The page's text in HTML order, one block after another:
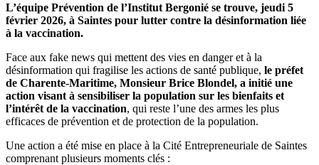
L’équipe Prévention de l’Institut Bergonié se trouve, jeudi 5
février 2026, à Saintes pour lutter contre la désinformation liée
à la vaccination.
Face aux fake news qui mettent des vies en danger et à la
désinformation qui fragilise les actions de santé publique, le préfet
de Charente-Maritime, Monsieur Brice Blondel, a initié une
action visant à sensibiliser la population sur les bienfaits et
l’intérêt de la vaccination, qui reste l’une des armes les plus
efficaces de prévention et de protection de la population.
Une action a été mise en place à la Cité Entrepreneuriale de Saintes
comprenant plusieurs moments clés :